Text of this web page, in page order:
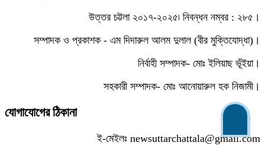
উত্তর চট্টলা ২০১৭-২০২৫৷ নিবন্ধন নম্বর : ২৮৫।
সম্পাদক ও প্রকাশক - এম দিদারুল আলম দুলাল (বীর মুক্তিযোদ্ধা)।
নির্বাহী সম্পাদক- মোঃ ইলিয়াছ ভূঁইয়া।
সহকারী সম্পাদক- মোঃ আনোয়ারুল হক নিজামী।
যোগাযোগের ঠিকানা
ই-মেইলঃ newsuttarchattala@gmail.com